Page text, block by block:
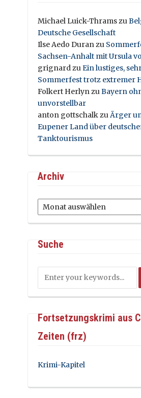
Michael Luick-Thramszu
Deutsche Gesellschaft
Ilse Aedo Duranzu
Sachsen-Anhalt mit Ursula
grignardzuEin lustiges,
Sommerfest trotz extremer
Folkert HerlynzuBayern
unvorstellbar
anton gottschalkzuÄrger
Eupener Land über
Tanktourismus
Archiv
Archiv
Suche
Fortsetzungskrimi aus
Zeiten (frz)
Krimi-Kapitel